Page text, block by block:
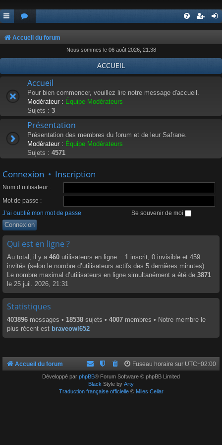
Accueil du forum
Nous sommes le 06 août 2026, 21:38
ACCUEIL
Accueil
Pour bien commencer, veuillez lire notre message d'accueil.
Modérateur : Équipe Modérateurs
Sujets : 3
Présentation
Présentation des membres du forum et de leur Safrane.
Modérateur : Équipe Modérateurs
Sujets : 4571
Connexion • Inscription
Nom d’utilisateur :
Mot de passe :
J’ai oublié mon mot de passe
Se souvenir de moi
Qui est en ligne ?
Au total, il y a 460 utilisateurs en ligne :: 1 inscrit, 0 invisible et 459
invités (selon le nombre d’utilisateurs actifs des 5 dernières minutes)
Le nombre maximal d’utilisateurs en ligne simultanément a été de 3871
le 25 juil. 2026, 21:31
Statistiques
403896 messages • 18538 sujets • 4007 membres • Notre membre le
plus récent est braveowl652
Accueil du forum Fuseau horaire sur UTC+02:00
Développé par phpBB® Forum Software © phpBB Limited
Black Style by Arty
Traduction française officielle© Miles Cellar